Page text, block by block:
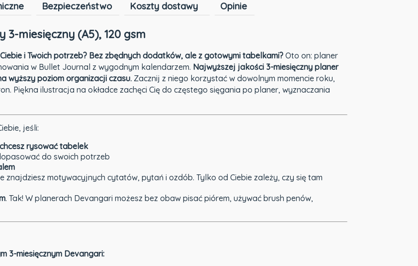
Bezpieczeństwo Koszty dostawy Opinie
miesięczny (A5), 120 gsm
i Twoich potrzeb? Bez zbędnych dodatków, ale z gotowymi tabelkami? Oto on: planer
w Bullet Journal z wygodnym kalendarzem. Najwyższej jakości 3-miesięczny planer
wyższy poziom organizacji czasu. Zacznij z niego korzystać w dowolnym momencie roku,
Piękna ilustracja na okładce zachęci Cię do częstego sięgania po planer, wyznaczania
jeśli:
rysować tabelek
do swoich potrzeb
znajdziesz motywacyjnych cytatów, pytań i ozdób. Tylko od Ciebie zależy, czy się tam
. Tak! W planerach Devangari możesz bez obaw pisać piórem, używać brush penów,
3-miesięcznym Devangari: